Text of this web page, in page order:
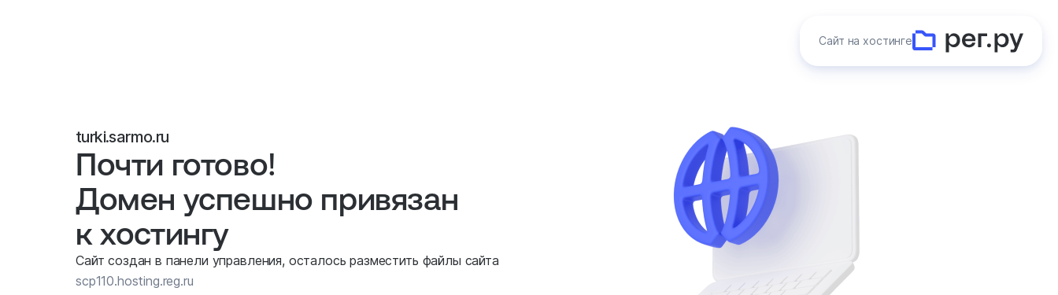
Сайт на хостинге
turki.sarmo.ru
Почти готово!
Домен успешно привязан
к хостингу
Сайт создан в панели управления, осталось разместить файлы сайта
scp110.hosting.reg.ru